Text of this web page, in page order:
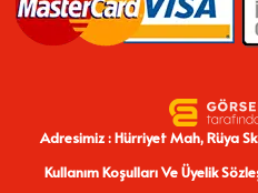
Adresimiz : Hürriyet Mah, Rüya
Kullanım Koşulları Ve Üyelik